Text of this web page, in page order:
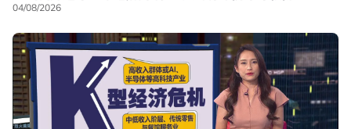
04/08/2026